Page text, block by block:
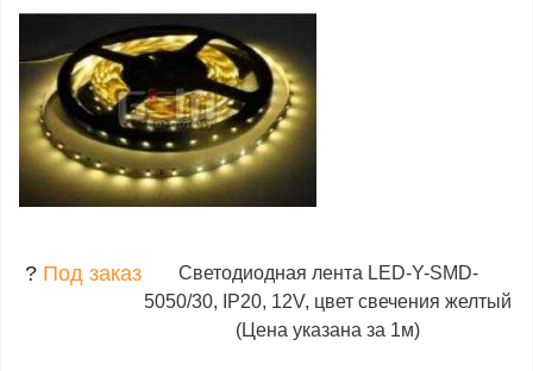
? Под заказ
Светодиодная лента LED-Y-SMD-
5050/30, IP20, 12V, цвет свечения желтый
(Цена указана за 1м)